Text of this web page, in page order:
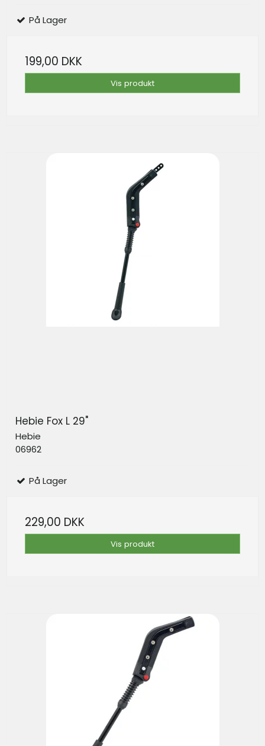
På Lager
199,00 DKK
Vis produkt
Hebie Fox L 29"
Hebie
06962
På Lager
229,00 DKK
Vis produkt